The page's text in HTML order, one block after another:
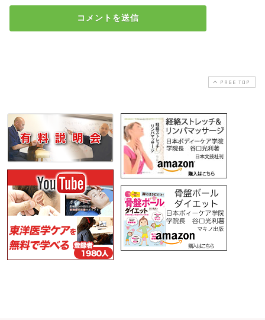
PAGE TOP